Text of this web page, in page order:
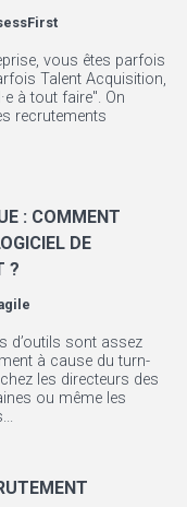
vous êtes parfois
Talent Acquisition,
à tout faire". On
recrutements
: COMMENT
DE
?
d’outils sont assez
à cause du turn-
les directeurs des
ou même les